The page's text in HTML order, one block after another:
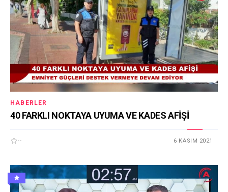
HABERLER
40 FARKLI NOKTAYA UYUMA VE KADES AFİŞİ
-- 6 KASIM 2021